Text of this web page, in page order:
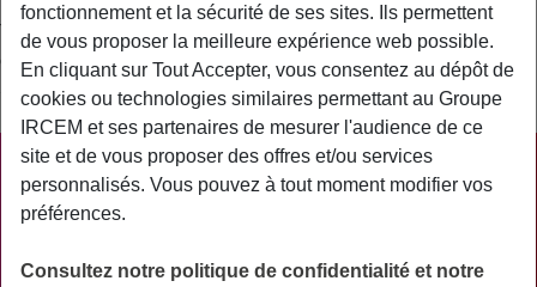
Tarif de référence de la Sécurité sociale appliqué aux
consultations médicales. Le taux de remboursement de la
Sécurité sociale est calculé à partir de ce tarif.
PRATIQUE
ACTUALITÉS
ASSURANCES
fonctionnement et la sécurité de ses sites. Ils permettent
de vous proposer la meilleure expérience web possible.
En cliquant sur Tout Accepter, vous consentez au dépôt de
cookies ou technologies similaires permettant au Groupe
IRCEM et ses partenaires de mesurer l'audience de ce
site et de vous proposer des offres et/ou services
personnalisés. Vous pouvez à tout moment modifier vos
préférences.
Consultez notre politique de confidentialité et notre